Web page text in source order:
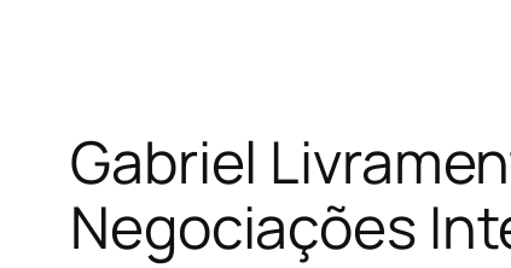
Gabriel
Negociações